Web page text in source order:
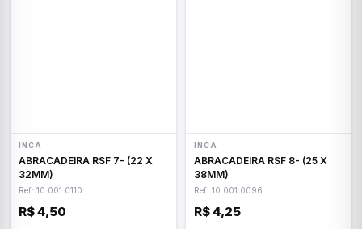
INCA
ABRACADEIRA RSF 7- (22 X
32MM)
Ref: 10.001.0110
R$ 4,50
INCA
ABRACADEIRA RSF 8- (25 X
38MM)
Ref: 10.001.0096
R$ 4,25